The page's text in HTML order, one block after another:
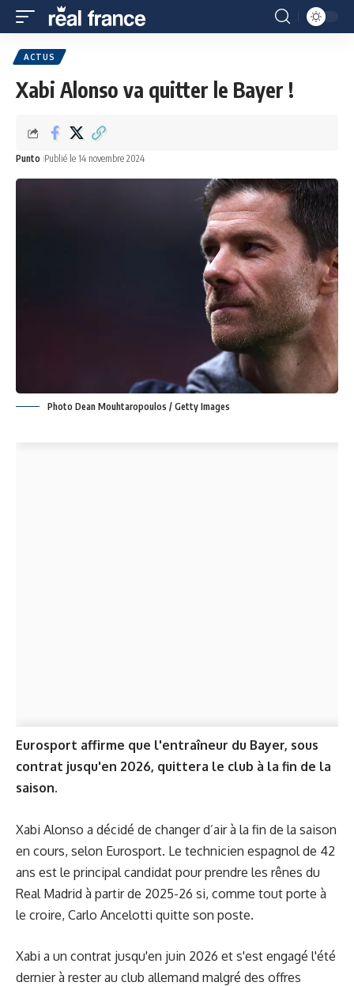
ACTUS
Xabi Alonso va quitter le Bayer !
Punto Publié le 14 novembre 2024
Photo Dean Mouhtaropoulos / Getty Images
Eurosport affirme que l'entraîneur du Bayer, sous
contrat jusqu'en 2026, quittera le club à la fin de la
saison.
Xabi Alonso a décidé de changer d’air à la fin de la saison
en cours, selon Eurosport. Le technicien espagnol de 42
ans est le principal candidat pour prendre les rênes du
Real Madrid à partir de 2025-26 si, comme tout porte à
le croire, Carlo Ancelotti quitte son poste.
Xabi a un contrat jusqu'en juin 2026 et s'est engagé l'été
dernier à rester au club allemand malgré des offres